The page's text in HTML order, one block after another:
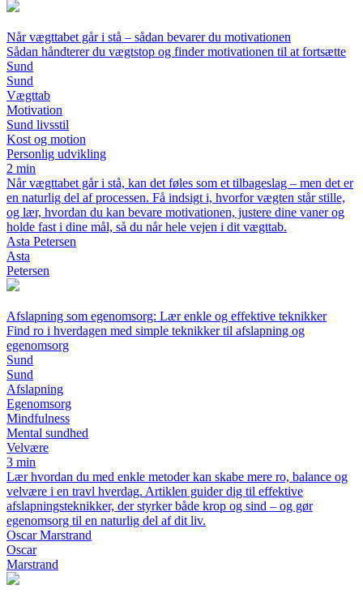
Når vægttabet går i stå – sådan bevarer du motivationen
Sådan håndterer du vægtstop og finder motivationen til at fortsætte
Sund
Sund
Vægttab
Motivation
Sund livsstil
Kost og motion
Personlig udvikling
2 min
Når vægttabet går i stå, kan det føles som et tilbageslag – men det er
en naturlig del af processen. Få indsigt i, hvorfor vægten står stille,
og lær, hvordan du kan bevare motivationen, justere dine vaner og
holde fast i dine mål, så du når hele vejen i dit vægttab.
Asta Petersen
Asta
Petersen
Afslapning som egenomsorg: Lær enkle og effektive teknikker
Find ro i hverdagen med simple teknikker til afslapning og
egenomsorg
Sund
Sund
Afslapning
Egenomsorg
Mindfulness
Mental sundhed
Velvære
3 min
Lær hvordan du med enkle metoder kan skabe mere ro, balance og
velvære i en travl hverdag. Artiklen guider dig til effektive
afslapningsteknikker, der styrker både krop og sind – og gør
egenomsorg til en naturlig del af dit liv.
Oscar Marstrand
Oscar
Marstrand